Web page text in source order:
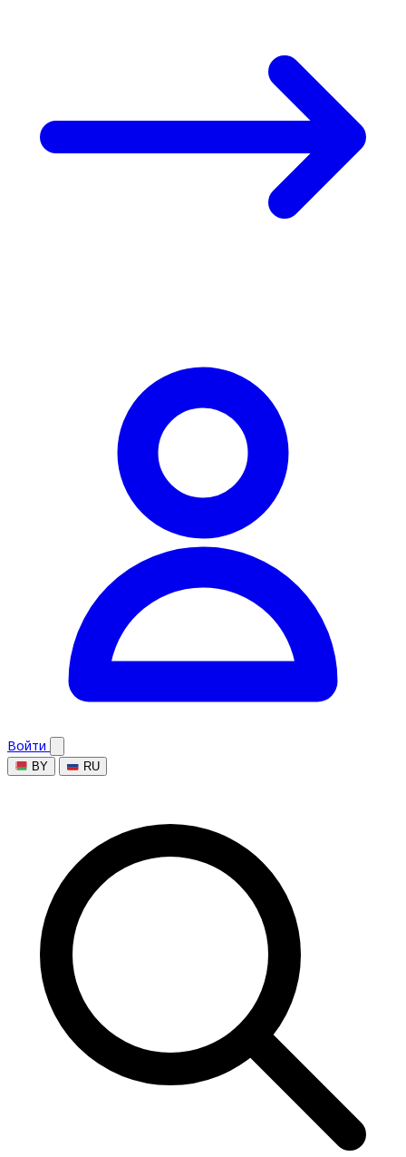
Войти
BY RU